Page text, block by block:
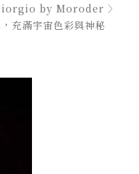
by Moroder 〉
充滿宇宙色彩與神秘